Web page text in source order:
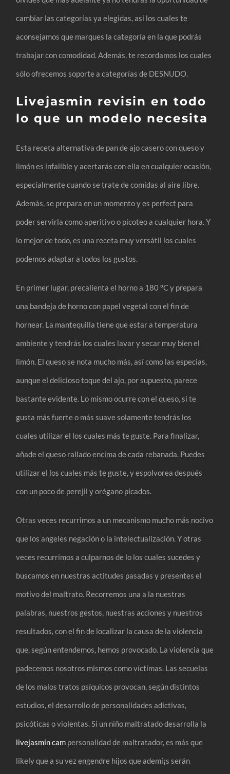
cambiar las categorías ya elegidas, así los cuales te
aconsejamos que marques la categoría en la que podrás
trabajar con comodidad. Además, te recordamos los cuales
sólo ofrecemos soporte a categorías de DESNUDO.
Livejasmin revisin en todo
lo que un modelo necesita
Esta receta alternativa de pan de ajo casero con queso y
limón es infalible y acertarás con ella en cualquier ocasión,
especialmente cuando se trate de comidas al aire libre.
Además, se prepara en un momento y es perfect para
poder servirla como aperitivo o picoteo a cualquier hora. Y
lo mejor de todo, es una receta muy versátil los cuales
podemos adaptar a todos los gustos.
En primer lugar, precalienta el horno a 180 ºC y prepara
una bandeja de horno con papel vegetal con el fin de
hornear. La mantequilla tiene que estar a temperatura
ambiente y tendrás los cuales lavar y secar muy bien el
limón. El queso se nota mucho más, así como las especias,
aunque el delicioso toque del ajo, por supuesto, parece
bastante evidente. Lo mismo ocurre con el queso, si te
gusta más fuerte o más suave solamente tendrás los
cuales utilizar el los cuales más te guste. Para finalizar,
añade el queso rallado encima de cada rebanada. Puedes
utilizar el los cuales más te guste, y espolvorea después
con un poco de perejil y orégano picados.
Otras veces recurrimos a un mecanismo mucho más nocivo
que los angeles negación o la intelectualización. Y otras
veces recurrimos a culparnos de lo los cuales sucedes y
buscamos en nuestras actitudes pasadas y presentes el
motivo del maltrato. Recorremos una a la nuestras
palabras, nuestros gestos, nuestras acciones y nuestros
resultados, con el fin de localizar la causa de la violencia
que, según entendemos, hemos provocado. La violencia que
padecemos nosotros mismos como víctimas. Las secuelas
de los malos tratos psíquicos provocan, según distintos
estudios, el desarrollo de personalidades adictivas,
psicóticas o violentas. Si un niño maltratado desarrolla la
livejasmin cam personalidad de maltratador, es más que
likely que a su vez engendre hijos que ademí¡s serán